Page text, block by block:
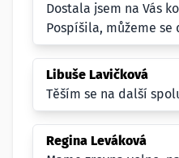
Dostala jsem na Vás
Pospíšila, můžeme se
Libuše Lavičková
Těším se na další
Regina Leváková